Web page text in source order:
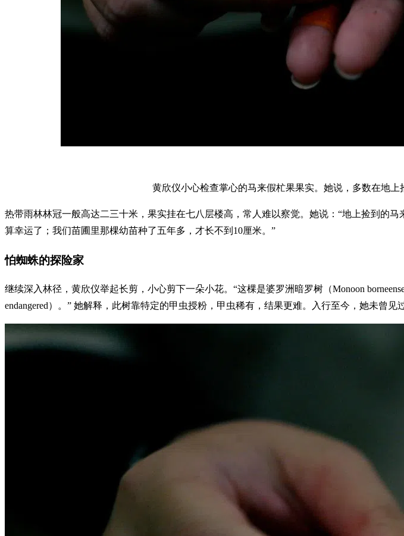
黄欣仪小心检查掌心的马来假杧果果实。她说，多数在地
热带雨林林冠一般高达二三十米，果实挂在七八层楼高，常人难以察觉。她说：“地上捡到的
算幸运了；我们苗圃里那棵幼苗种了五年多，才长不到10厘米。”
怕蜘蛛的探险家
继续深入林径，黄欣仪举起长剪，小心剪下一朵小花。“这棵是婆罗洲暗罗树（Monoon
endangered）。” 她解释，此树靠特定的甲虫授粉，甲虫稀有，结果更难。入行至今，她未曾见